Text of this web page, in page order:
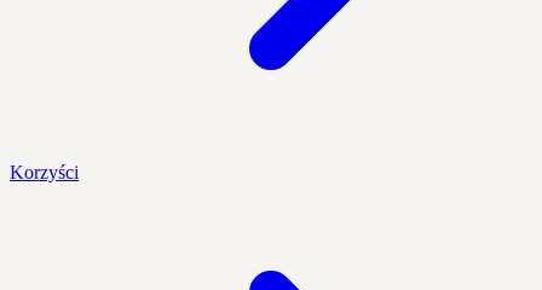
Korzyści